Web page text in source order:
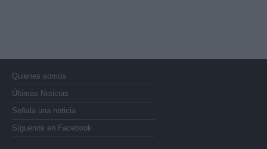
Quienes somos
Últimas Noticias
Señala una noticia
Síguenos en Facebook